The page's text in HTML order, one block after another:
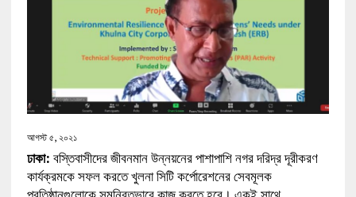
আগস্ট ৫, ২০২১
ঢাকা: বস্তিবাসীদের জীবনমান উন্নয়নের পাশাপাশি নগর দরিদ্র দূরীকরণ
কার্যক্রমকে সফল করতে খুলনা সিটি কর্পোরেশনের সেবমূলক